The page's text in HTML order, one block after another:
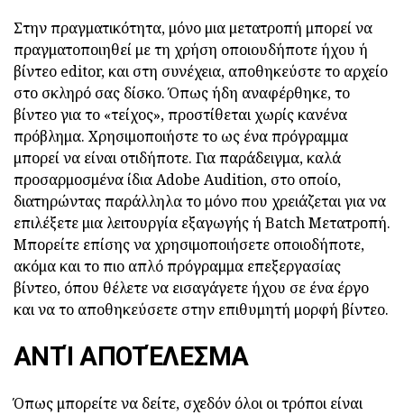
Στην πραγματικότητα, μόνο μια μετατροπή μπορεί να
πραγματοποιηθεί με τη χρήση οποιουδήποτε ήχου ή
βίντεο editor, και στη συνέχεια, αποθηκεύστε το αρχείο
στο σκληρό σας δίσκο. Όπως ήδη αναφέρθηκε, το
βίντεο για το «τείχος», προστίθεται χωρίς κανένα
πρόβλημα. Χρησιμοποιήστε το ως ένα πρόγραμμα
μπορεί να είναι οτιδήποτε. Για παράδειγμα, καλά
προσαρμοσμένα ίδια Adobe Audition, στο οποίο,
διατηρώντας παράλληλα το μόνο που χρειάζεται για να
επιλέξετε μια λειτουργία εξαγωγής ή Batch Μετατροπή.
Μπορείτε επίσης να χρησιμοποιήσετε οποιοδήποτε,
ακόμα και το πιο απλό πρόγραμμα επεξεργασίας
βίντεο, όπου θέλετε να εισαγάγετε ήχου σε ένα έργο
και να το αποθηκεύσετε στην επιθυμητή μορφή βίντεο.
ΑΝΤΊ ΑΠΟΤΈΛΕΣΜΑ
Όπως μπορείτε να δείτε, σχεδόν όλοι οι τρόποι είναι